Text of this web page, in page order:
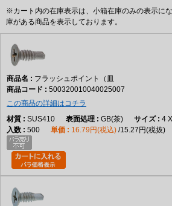
※カート内の在庫表示は、小箱在庫のみの表示に
庫がある商品を表示しております。
フラッシュポイント（皿
500320010040025007
この商品の詳細はコチラ
SUS410
GB(茶) 4
500
16.79円(税込) 15.27円(税抜)